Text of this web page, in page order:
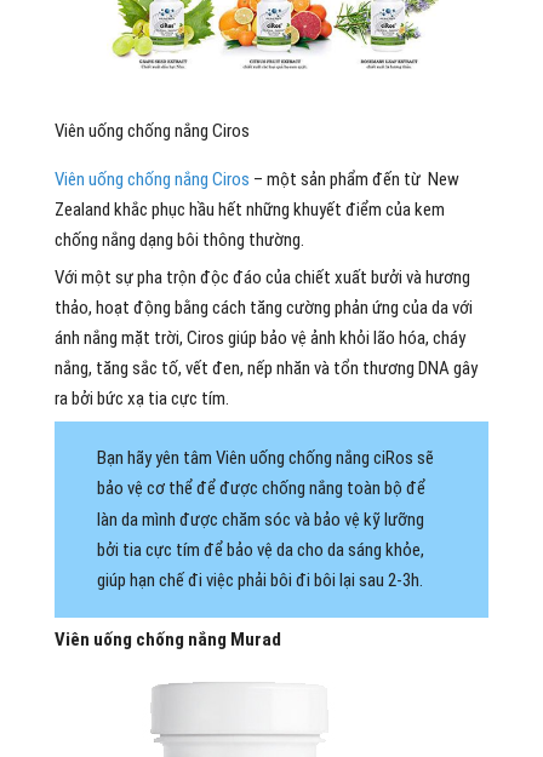
Viên uống chống nắng Ciros
Viên uống chống nắng Ciros – một sản phẩm đến từ New
Zealand khắc phục hầu hết những khuyết điểm của kem
chống nắng dạng bôi thông thường.
Với một sự pha trộn độc đáo của chiết xuất bưởi và hương
thảo, hoạt động bằng cách tăng cường phản ứng của da với
ánh nắng mặt trời, Ciros giúp bảo vệ ảnh khỏi lão hóa, cháy
nắng, tăng sắc tố, vết đen, nếp nhăn và tổn thương DNA gây
ra bởi bức xạ tia cực tím.
Bạn hãy yên tâm Viên uống chống nắng ciRos sẽ
bảo vệ cơ thể để được chống nắng toàn bộ để
làn da mình được chăm sóc và bảo vệ kỹ lưỡng
bởi tia cực tím để bảo vệ da cho da sáng khỏe,
giúp hạn chế đi việc phải bôi đi bôi lại sau 2-3h.
Viên uống chống nắng Murad